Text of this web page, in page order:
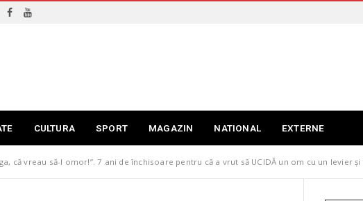
CULTURA SPORT MAGAZIN NATIONAL EXTERNE
că vreau să-l omor!”. 7 ani de închisoare pentru că a vrut să UCIDĂ un om cu un levier